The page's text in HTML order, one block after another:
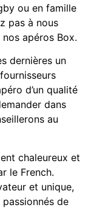
ou en famille
pas à nous
apéros Box.
dernières un
d’un qualité
dans
au
chaleureux et
le French.
et unique,
de